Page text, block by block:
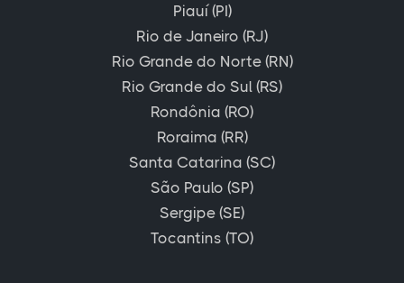
Piauí (PI)
Rio de Janeiro (RJ)
Rio Grande do Norte (RN)
Rio Grande do Sul (RS)
Rondônia (RO)
Roraima (RR)
Santa Catarina (SC)
São Paulo (SP)
Sergipe (SE)
Tocantins (TO)